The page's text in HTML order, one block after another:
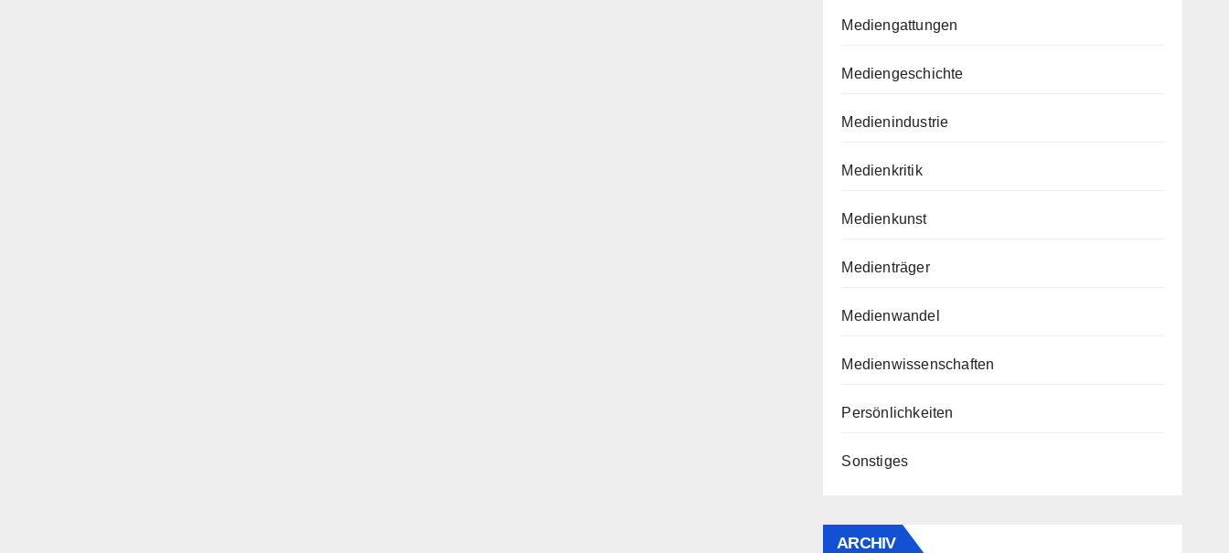
Mediengattungen
Mediengeschichte
Medienindustrie
Medienkritik
Medienkunst
Medienträger
Medienwandel
Medienwissenschaften
Persönlichkeiten
Sonstiges
ARCHIV